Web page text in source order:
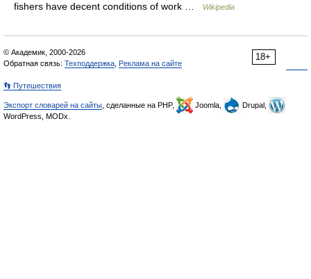
fishers have decent conditions of work …
Wikipedia
18+
© Академик, 2000-2026
Обратная связь: Техподдержка Реклама на сайте
👣 Путешествия
Экспорт словарей на сайты , сделанные на PHP, Joomla,
Drupal,
WordPress, MODx.